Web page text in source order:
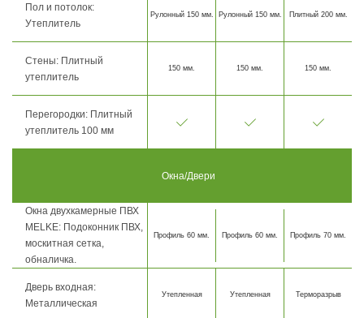
Пол и потолок:
Утеплитель
Рулонный 150 мм. Рулонный 150 мм. Плитный 200 мм.
Стены: Плитный
утеплитель
150 мм. 150 мм. 150 мм.
Перегородки: Плитный
утеплитель 100 мм
Окна/Двери
Окна двухкамерные ПВХ
MELKE: Подоконник ПВХ,
москитная сетка,
обналичка.
Профиль 60 мм. Профиль 60 мм. Профиль 70 мм.
Дверь входная:
Металлическая
Утепленная Утепленная Терморазрыв